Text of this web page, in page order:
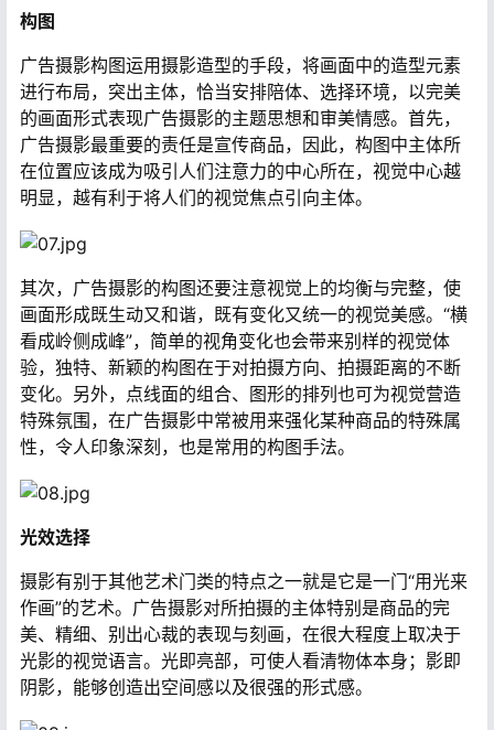
构图
广告摄影构图运用摄影造型的手段，将画面中的造型元素
进行布局，突出主体，恰当安排陪体、选择环境，以完美
的画面形式表现广告摄影的主题思想和审美情感。首先，
广告摄影最重要的责任是宣传商品，因此，构图中主体所
在位置应该成为吸引人们注意力的中心所在，视觉中心越
明显，越有利于将人们的视觉焦点引向主体。
其次，广告摄影的构图还要注意视觉上的均衡与完整，使
画面形成既生动又和谐，既有变化又统一的视觉美感。“横
看成岭侧成峰”，简单的视角变化也会带来别样的视觉体
验，独特、新颖的构图在于对拍摄方向、拍摄距离的不断
变化。另外，点线面的组合、图形的排列也可为视觉营造
特殊氛围，在广告摄影中常被用来强化某种商品的特殊属
性，令人印象深刻，也是常用的构图手法。
光效选择
摄影有别于其他艺术门类的特点之一就是它是一门“用光来
作画”的艺术。广告摄影对所拍摄的主体特别是商品的完
美、精细、别出心裁的表现与刻画，在很大程度上取决于
光影的视觉语言。光即亮部，可使人看清物体本身；影即
阴影，能够创造出空间感以及很强的形式感。